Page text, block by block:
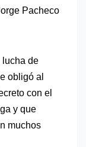
Pacheco
lucha de
obligó al
con el
y que
muchos